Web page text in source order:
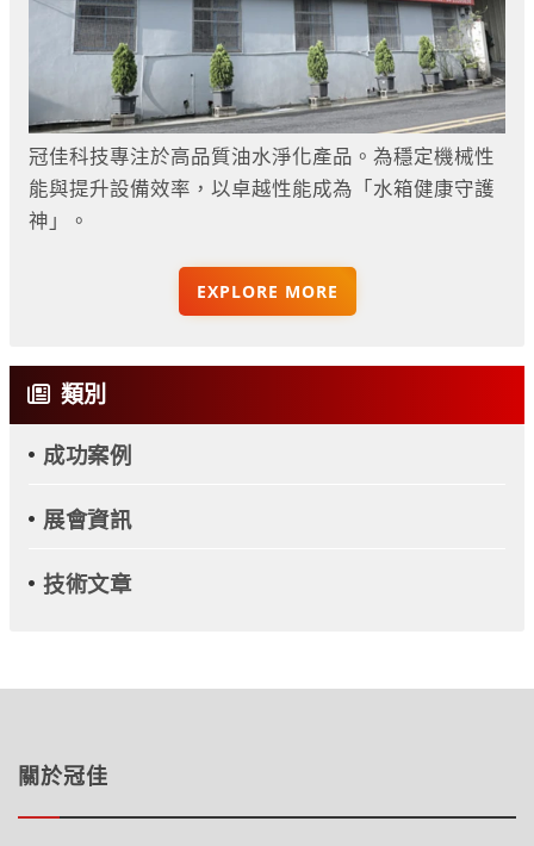
冠佳科技專注於高品質油水淨化產品。為穩定機械性
能與提升設備效率，以卓越性能成為「水箱健康守護
神」。
EXPLORE MORE
類別
成功案例
展會資訊
技術文章
關於冠佳